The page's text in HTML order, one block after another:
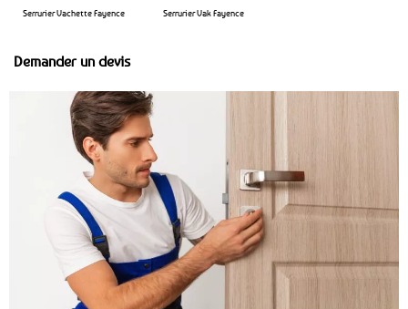
Serrurier Vachette Fayence Serrurier Vak Fayence
Demander un devis